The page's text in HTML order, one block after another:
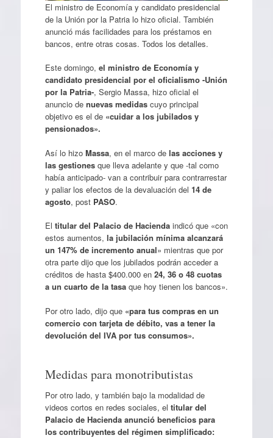
El ministro de Economía y candidato presidencial
de la Unión por la Patria lo hizo oficial. También
anunció más facilidades para los préstamos en
bancos, entre otras cosas. Todos los detalles.
Este domingo, el ministro de Economía y
candidato presidencial por el oficialismo -Unión
por la Patria-, Sergio Massa, hizo oficial el
anuncio denuevas medidascuyo principal
objetivo es el de «cuidar a los jubilados y
pensionados».
Así lo hizoMassa, en el marco de las acciones y
las gestionesque lleva adelante y que -tal como
había anticipado- van a contribuir para contrarrestar
y paliar los efectos de la devaluación del 14 de
agosto, post PASO.
El titular del Palacio de Hacienda indicó que «con
estos aumentos, la jubilación mínima alcanzará
un 147% de incremento anual» mientras que por
otra parte dijo que los jubilados podrán acceder a
créditos de hasta $400.000 en 24, 36 o 48 cuotas
a un cuarto de la tasaque hoy tienen los bancos».
Por otro lado, dijo que «para tus compras en un
comercio con tarjeta de débito, vas a tener la
devolución del IVA por tus consumos».
Medidas para monotributistas
Por otro lado, y también bajo la modalidad de
videos cortos en redes sociales, el titular del
Palacio de Hacienda anunció beneficios para
los contribuyentes del régimen simplificado: